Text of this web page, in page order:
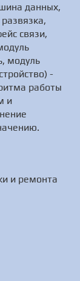
данных,
связи,
модуль
-
работы
и
и ремонта